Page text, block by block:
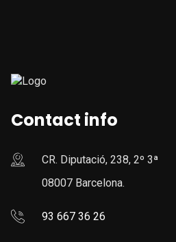
Contact info
CR. Diputació, 238, 2º 3ª
08007 Barcelona.
93 667 36 26